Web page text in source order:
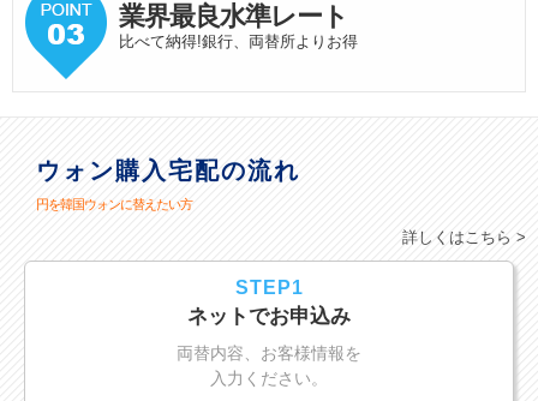
業界最良水準レート
比べて納得!銀行、両替所よりお得
ウォン購入宅配の流れ
円を韓国ウォンに替えたい方
詳しくはこちら >
STEP1
ネットでお申込み
両替内容、お客様情報を
入力ください。